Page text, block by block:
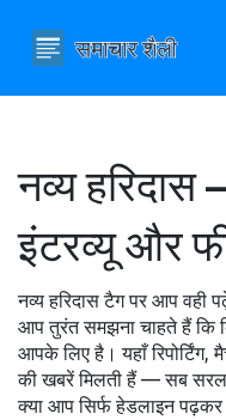
नव्य हरिदास
इंटरव्यू और
नव्य हरिदास टैग पर आप वही
आप तुरंत समझना चाहते हैं कि
आपके लिए है। यहाँ
की खबरें मिलती हैं — सब सरल
क्या आप सिर्फ हेडलाइन